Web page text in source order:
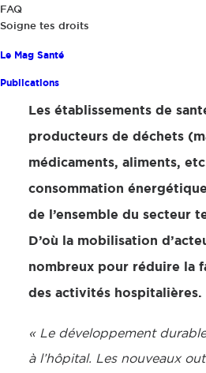
FAQ
Soigne tes droits
Le Mag Santé
Publications
Les établissements de
producteurs de déchets
médicaments, aliments,
consommation
de l’ensemble du secteur
D’où la mobilisation
nombreux pour réduire la
des activités hospitalières.
« Le développement
à l’hôpital. Les nouveaux